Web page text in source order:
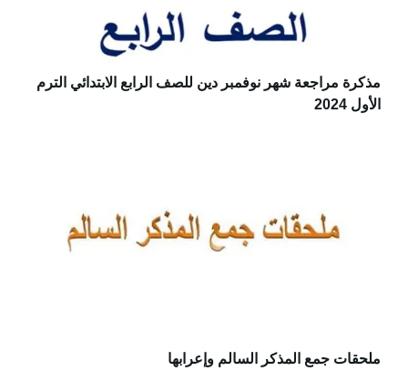
مذكرة مراجعة شهر نوفمبر دين للصف الرابع الابتدائي الترم
الأول 2024
ملحقات جمع المذكر السالم وإعرابها